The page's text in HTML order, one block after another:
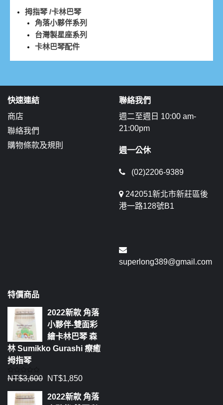
拇指琴 /卡林巴琴
角落小夥伴系列
台灣製星座系列
卡林巴琴配件
快速連結
商店
聯絡我們
購物條款及規則
聯絡我們
週二至週日 10:00 am-
21:00pm
週一公休
(02)2206-9389
242051新北市新莊區後
港一路128號B1
superlong389@gmail.com
特價商品
2022新款 角落
小夥伴-雙面彩
繪卡林巴琴 森
林 Sumikko Gurashi 療癒
拇指琴
評
0
NT$3,600 NT$1,850
2022新款 角落